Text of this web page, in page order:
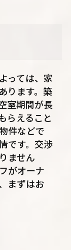
っては、家
ります。築
室期間が長
らえること
件などで
です。交渉
ません
がオーナ
まずはお